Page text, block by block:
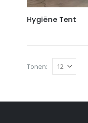
Hygiëne Tent
Tonen: